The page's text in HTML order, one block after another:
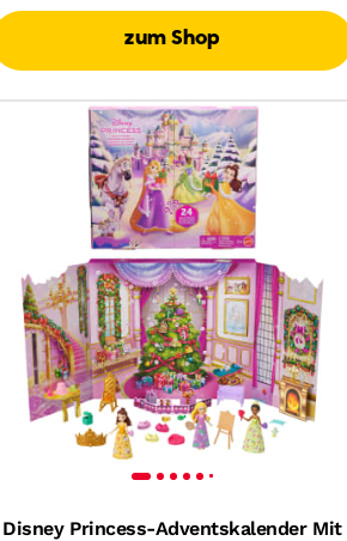
zum Shop
Disney Princess-Adventskalender Mit